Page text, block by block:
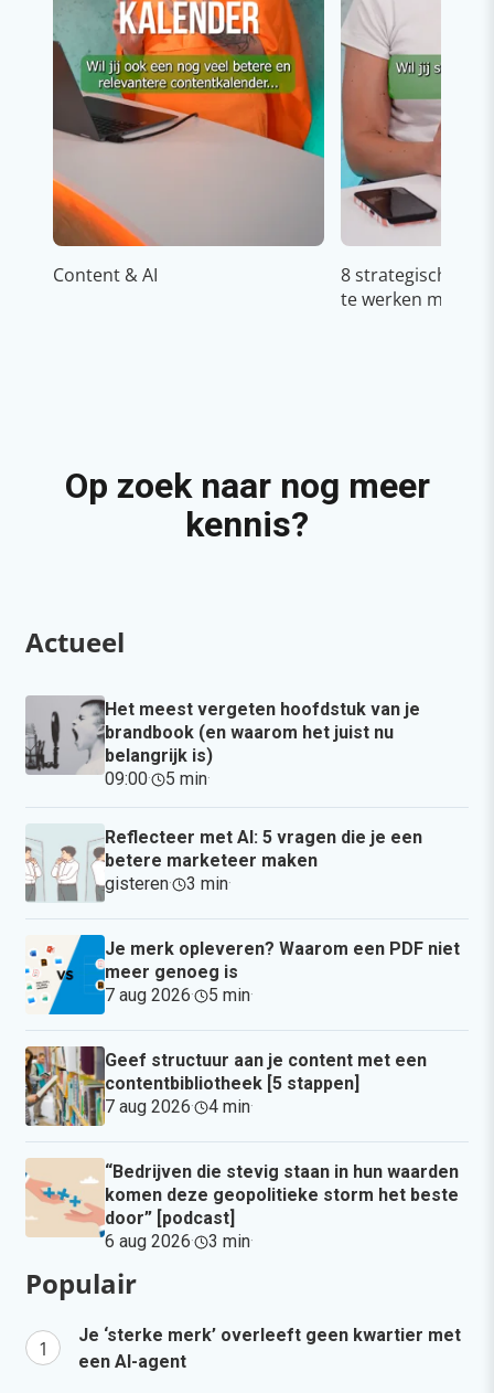
Content & AI
8 strategische
te werken met
Op zoek naar nog meer
kennis?
Actueel
Het meest vergeten hoofdstuk van je
brandbook (en waarom het juist nu
belangrijk is)
09:00· 5 min·
Reflecteer met AI: 5 vragen die je een
betere marketeer maken
gisteren· 3 min·
Je merk opleveren? Waarom een PDF niet
meer genoeg is
7 aug 2026· 5 min·
Geef structuur aan je content met een
contentbibliotheek [5 stappen]
7 aug 2026· 4 min·
“Bedrijven die stevig staan in hun waarden
komen deze geopolitieke storm het beste
door” [podcast]
6 aug 2026· 3 min·
Populair
Je ‘sterke merk’ overleeft geen kwartier met
een AI-agent